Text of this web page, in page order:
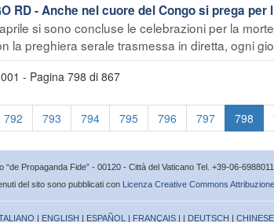
RD - Anche nel cuore del Congo si prega per
si sono concluse le celebrazioni per la
la preghiera serale trasmessa in diretta, ogni
- Pagina 798 di 867
792 793 794 795 796 797 798
“de Propaganda Fide” - 00120 - Città del Vaticano Tel. +39-06-
del sito sono pubblicati con Licenza Creative Commons
| ENGLISH | ESPAÑOL | FRANÇAIS | | DEUTSCH | CHINESE